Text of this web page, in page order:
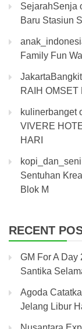
SejarahSenja
Baru Stasiun
Family Fun
JakartaBangkit
RAIH OMSET
kulinerbanget
VIVERE
HARI
kopi_dan_seni
Sentuhan
Blok M
RECENT
GM For A Day
Santika
Agoda
Jelang Libur